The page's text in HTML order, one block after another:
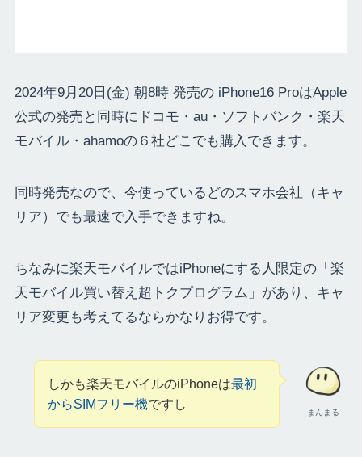
2024年9月20日(金) 朝8時 発売の iPhone16 ProはApple
公式の発売と同時にドコモ・au・ソフトバンク・楽天
モバイル・ahamoの６社どこでも購入できます。
同時発売なので、今使っているどのスマホ会社（キャ
リア）でも最速で入手できますね。
ちなみに楽天モバイルではiPhoneにする人限定の「楽
天モバイル買い替え超トクプログラム」があり、キャ
リア変更も考えてるならかなりお得です。
まんまる
しかも楽天モバイルのiPhoneは最初
からSIMフリー機ですし